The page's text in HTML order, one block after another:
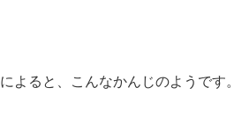
によると、こんなかんじのようです。